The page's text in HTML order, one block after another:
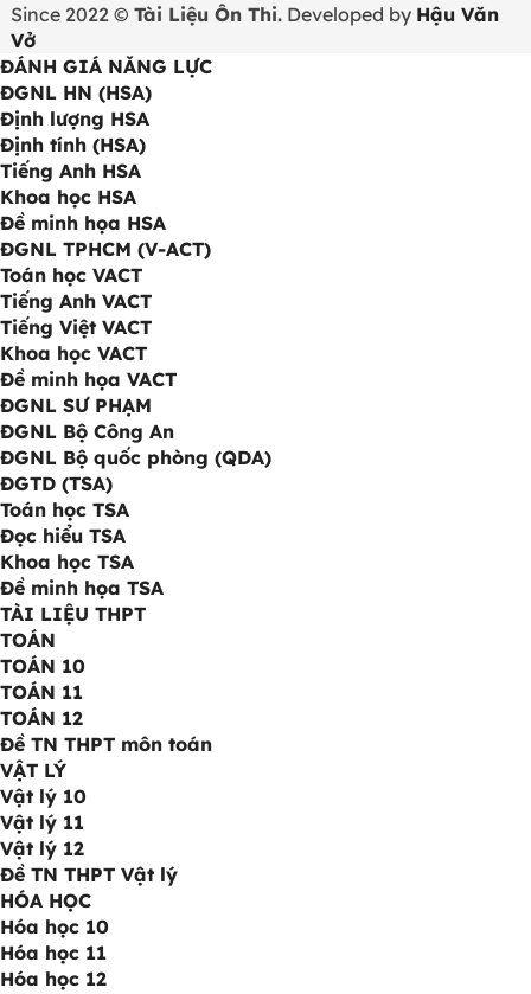
Since 2022 © Tài Liệu Ôn Thi.Developed by Hậu Văn
Vở
ĐÁNH GIÁ NĂNG LỰC
ĐGNL HN (HSA)
Định lượng HSA
Định tính (HSA)
Tiếng Anh HSA
Khoa học HSA
Đề minh họa HSA
ĐGNL TPHCM (V-ACT)
Toán học VACT
Tiếng Anh VACT
Tiếng Việt VACT
Khoa học VACT
Đề minh họa VACT
ĐGNL SƯ PHẠM
ĐGNL Bộ Công An
ĐGNL Bộ quốc phòng (QDA)
ĐGTD (TSA)
Toán học TSA
Đọc hiểu TSA
Khoa học TSA
Đề minh họa TSA
TÀI LIỆU THPT
TOÁN
TOÁN 10
TOÁN 11
TOÁN 12
Đề TN THPT môn toán
VẬT LÝ
Vật lý 10
Vật lý 11
Vật lý 12
Đề TN THPT Vật lý
HÓA HỌC
Hóa học 10
Hóa học 11
Hóa học 12